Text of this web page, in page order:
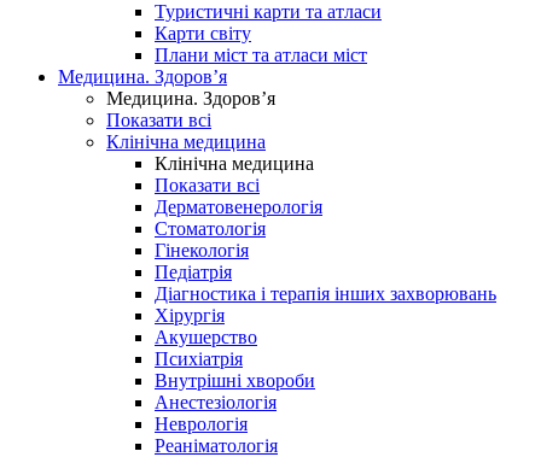
Туристичні карти та атласи
Карти світу
Плани міст та атласи міст
Медицина. Здоров’я
Медицина. Здоров’я
Показати всі
Клінічна медицина
Клінічна медицина
Показати всі
Дерматовенерологія
Стоматологія
Гінекологія
Педіатрія
Діагностика і терапія інших захворювань
Хірургія
Акушерство
Психіатрія
Внутрішні хвороби
Анестезіологія
Неврологія
Реаніматологія